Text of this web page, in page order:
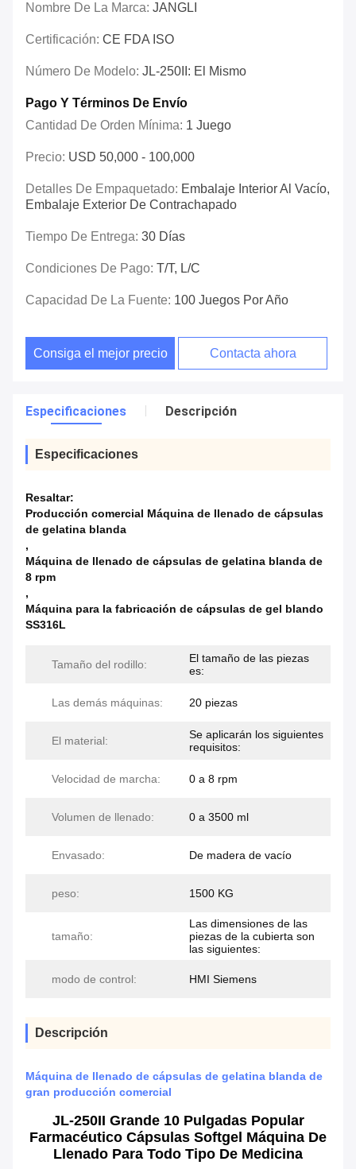
Nombre De La Marca: JANGLI
Certificación: CE FDA ISO
Número De Modelo: JL-250II: El Mismo
Pago Y Términos De Envío
Cantidad De Orden Mínima: 1 Juego
Precio: USD 50,000 - 100,000
Detalles De Empaquetado: Embalaje Interior Al Vacío,
Embalaje Exterior De Contrachapado
Tiempo De Entrega: 30 Días
Condiciones De Pago: T/T, L/C
Capacidad De La Fuente: 100 Juegos Por Año
Consiga el mejor precio Contacta ahora
Especificaciones Descripción
Especificaciones
Resaltar:
Producción comercial Máquina de llenado de cápsulas
de gelatina blanda
,
Máquina de llenado de cápsulas de gelatina blanda de
8 rpm
,
Máquina para la fabricación de cápsulas de gel blando
SS316L
Tamaño del rodillo:
El tamaño de las piezas
es:
Las demás máquinas: 20 piezas
El material:
Se aplicarán los siguientes
requisitos:
Velocidad de marcha: 0 a 8 rpm
Volumen de llenado: 0 a 3500 ml
Envasado: De madera de vacío
peso: 1500 KG
tamaño:
Las dimensiones de las
piezas de la cubierta son
las siguientes:
modo de control: HMI Siemens
Descripción
Máquina de llenado de cápsulas de gelatina blanda de
gran producción comercial
JL-250II Grande 10 Pulgadas Popular
Farmacéutico Cápsulas Softgel Máquina De
Llenado Para Todo Tipo De Medicina